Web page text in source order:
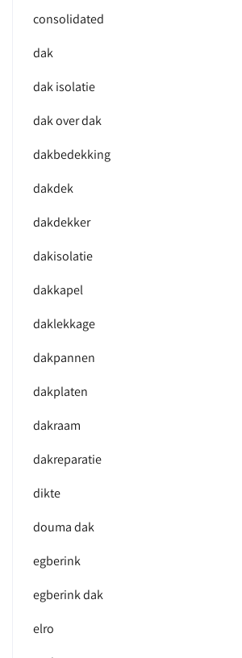
consolidated
dak
dak isolatie
dak over dak
dakbedekking
dakdek
dakdekker
dakisolatie
dakkapel
daklekkage
dakpannen
dakplaten
dakraam
dakreparatie
dikte
douma dak
egberink
egberink dak
elro